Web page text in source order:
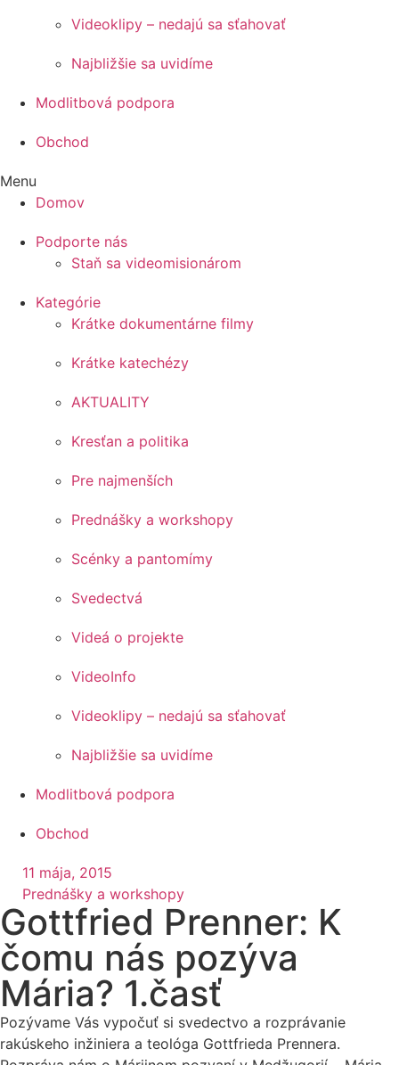
Videoklipy – nedajú sa sťahovať
Najbližšie sa uvidíme
Modlitbová podpora
Obchod
Menu
Domov
Podporte nás
Staň sa videomisionárom
Kategórie
Krátke dokumentárne filmy
Krátke katechézy
AKTUALITY
Kresťan a politika
Pre najmenších
Prednášky a workshopy
Scénky a pantomímy
Svedectvá
Videá o projekte
VideoInfo
Videoklipy – nedajú sa sťahovať
Najbližšie sa uvidíme
Modlitbová podpora
Obchod
11 mája, 2015
Prednášky a workshopy
Gottfried Prenner: K
čomu nás pozýva
Mária? 1.časť
Pozývame Vás vypočuť si svedectvo a rozprávanie
rakúskeho inžiniera a teológa Gottfrieda Prennera.